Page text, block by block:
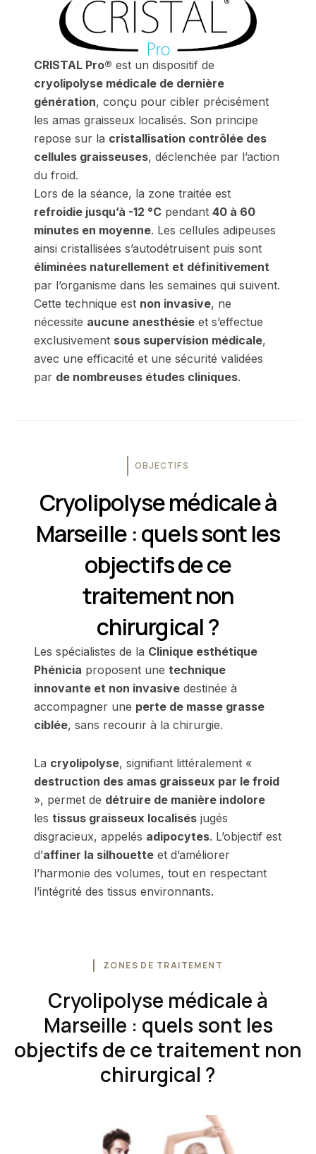
CRISTAL Pro® est un dispositif de
cryolipolyse médicale de dernière
génération, conçu pour cibler précisément
les amas graisseux localisés. Son principe
repose sur la cristallisation contrôlée des
cellules graisseuses, déclenchée par l’action
du froid.
Lors de la séance, la zone traitée est
refroidie jusqu’à -12 °C pendant 40 à 60
minutes en moyenne. Les cellules adipeuses
ainsi cristallisées s’autodétruisent puis sont
éliminées naturellement et définitivement
par l’organisme dans les semaines qui suivent.
Cette technique est non invasive, ne
nécessite aucune anesthésie et s’effectue
exclusivement sous supervision médicale,
avec une efficacité et une sécurité validées
par de nombreuses études cliniques.
OBJECTIFS
Cryolipolyse médicale à
Marseille : quels sont les
objectifs de ce
traitement non
chirurgical ?
Les spécialistes de la Clinique esthétique
Phénicia proposent une technique
innovante et non invasive destinée à
accompagner une perte de masse grasse
ciblée, sans recourir à la chirurgie.
La cryolipolyse, signifiant littéralement «
destruction des amas graisseux par le froid
», permet de détruire de manière indolore
les tissus graisseux localisés jugés
disgracieux, appelés adipocytes. L’objectif est
d’affiner la silhouette et d’améliorer
l’harmonie des volumes, tout en respectant
l’intégrité des tissus environnants.
ZONES DE TRAITEMENT
Cryolipolyse médicale à
Marseille : quels sont les
objectifs de ce traitement non
chirurgical ?